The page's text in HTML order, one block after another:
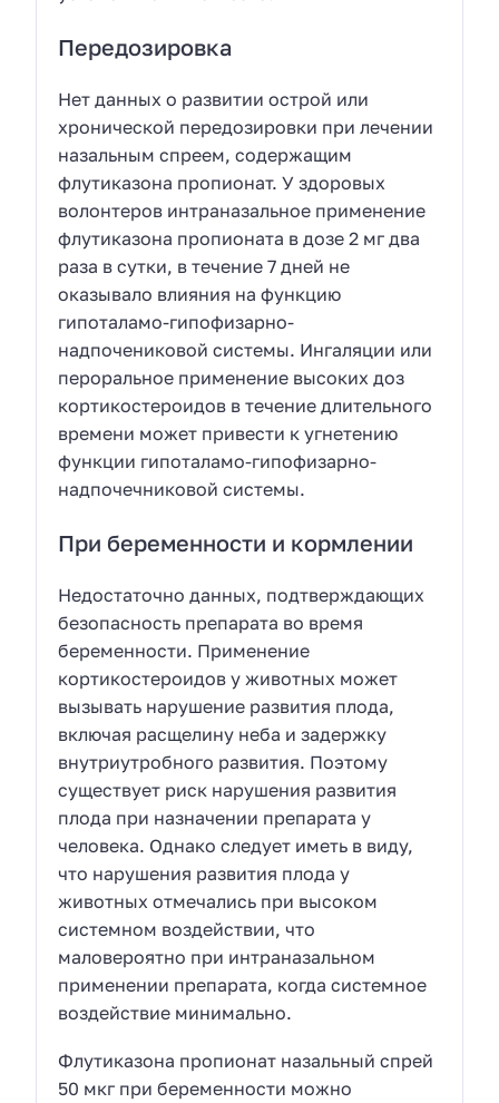
Передозировка
Нет данных о развитии острой или
хронической передозировки при лечении
назальным спреем, содержащим
флутиказона пропионат. У здоровых
волонтеров интраназальное применение
флутиказона пропионата в дозе 2 мг два
раза в сутки, в течение 7 дней не
оказывало влияния на функцию
гипоталамо-гипофизарно-
надпочениковой системы. Ингаляции или
пероральное применение высоких доз
кортикостероидов в течение длительного
времени может привести к угнетению
функции гипоталамо-гипофизарно-
надпочечниковой системы.
При беременности и кормлении
Недостаточно данных, подтверждающих
безопасность препарата во время
беременности. Применение
кортикостероидов у животных может
вызывать нарушение развития плода,
включая расщелину неба и задержку
внутриутробного развития. Поэтому
существует риск нарушения развития
плода при назначении препарата у
человека. Однако следует иметь в виду,
что нарушения развития плода у
животных отмечались при высоком
системном воздействии, что
маловероятно при интраназальном
применении препарата, когда системное
воздействие минимально.
Флутиказона пропионат назальный спрей
50 мкг при беременности можно